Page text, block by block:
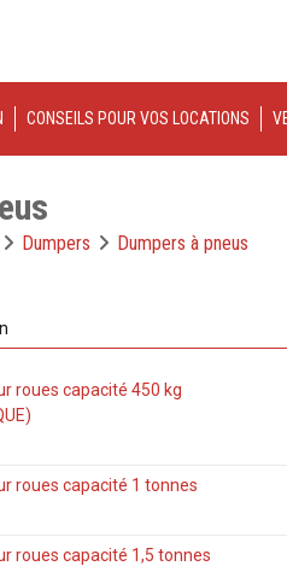
CONSEILS POUR VOS LOCATIONS
Dumpers Dumpers à pneus
roues capacité 450 kg
roues capacité 1 tonnes
roues capacité 1,5 tonnes